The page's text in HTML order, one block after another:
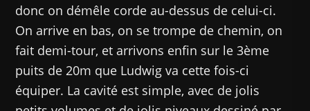
donc on démêle corde au-dessus de celui-ci.
On arrive en bas, on se trompe de chemin, on
fait demi-tour, et arrivons enfin sur le 3ème
puits de 20m que Ludwig va cette fois-ci
équiper. La cavité est simple, avec de jolis